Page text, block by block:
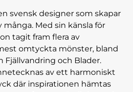
svensk designer som skapar
många. Med sin känsla för
tagit fram flera av
omtyckta mönster, bland
Fjällvandring och Blader.
av ett harmoniskt
där inspirationen hämtas